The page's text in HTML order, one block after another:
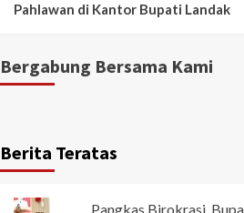
Pahlawan di Kantor Bupati Landak
Bergabung Bersama Kami
Berita Teratas
Pangkas Birokrasi,